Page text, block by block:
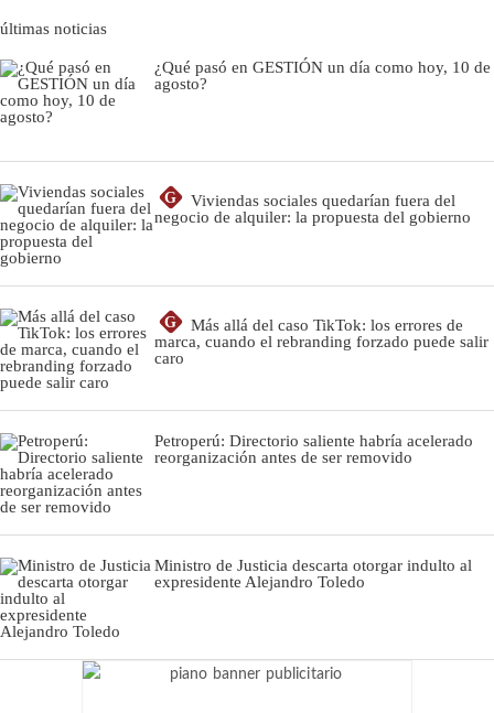
últimas noticias
¿Qué pasó en GESTIÓN un día como hoy, 10 de
agosto?
G
Viviendas sociales quedarían fuera del
negocio de alquiler: la propuesta del gobierno
G
Más allá del caso TikTok: los errores de
marca, cuando el rebranding forzado puede salir
caro
Petroperú: Directorio saliente habría acelerado
reorganización antes de ser removido
Ministro de Justicia descarta otorgar indulto al
expresidente Alejandro Toledo